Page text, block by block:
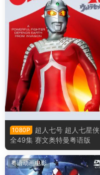
1080P
超人七号 超人七星侠
全49集 赛文奥特曼粤语版
粤语动画电影